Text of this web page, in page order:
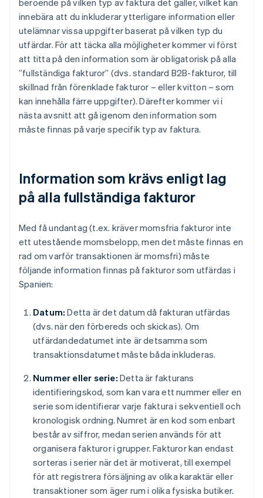
beroende på vilken typ av faktura det gäller, vilket kan
innebära att du inkluderar ytterligare information eller
utelämnar vissa uppgifter baserat på vilken typ du
utfärdar. För att täcka alla möjligheter kommer vi först
att titta på den information som är obligatorisk på alla
”fullständiga fakturor” (dvs. standard B2B-fakturor, till
skillnad från förenklade fakturor – eller kvitton – som
kan innehålla färre uppgifter). Därefter kommer vi i
nästa avsnitt att gå igenom den information som
måste finnas på varje specifik typ av faktura.
Information som krävs enligt lag
på alla fullständiga fakturor
Med få undantag (t.ex. kräver momsfria fakturor inte
ett utestående momsbelopp, men det måste finnas en
rad om varför transaktionen är momsfri) måste
följande information finnas på fakturor som utfärdas i
Spanien:
Datum: Detta är det datum då fakturan utfärdas
(dvs. när den förbereds och skickas). Om
utfärdandedatumet inte är detsamma som
transaktionsdatumet måste båda inkluderas.
Nummer eller serie: Detta är fakturans
identifieringskod, som kan vara ett nummer eller en
serie som identifierar varje faktura i sekventiell och
kronologisk ordning. Numret är en kod som enbart
består av siffror, medan serien används för att
organisera fakturor i grupper. Fakturor kan endast
sorteras i serier när det är motiverat, till exempel
för att registrera försäljning av olika karaktär eller
transaktioner som äger rum i olika fysiska butiker.